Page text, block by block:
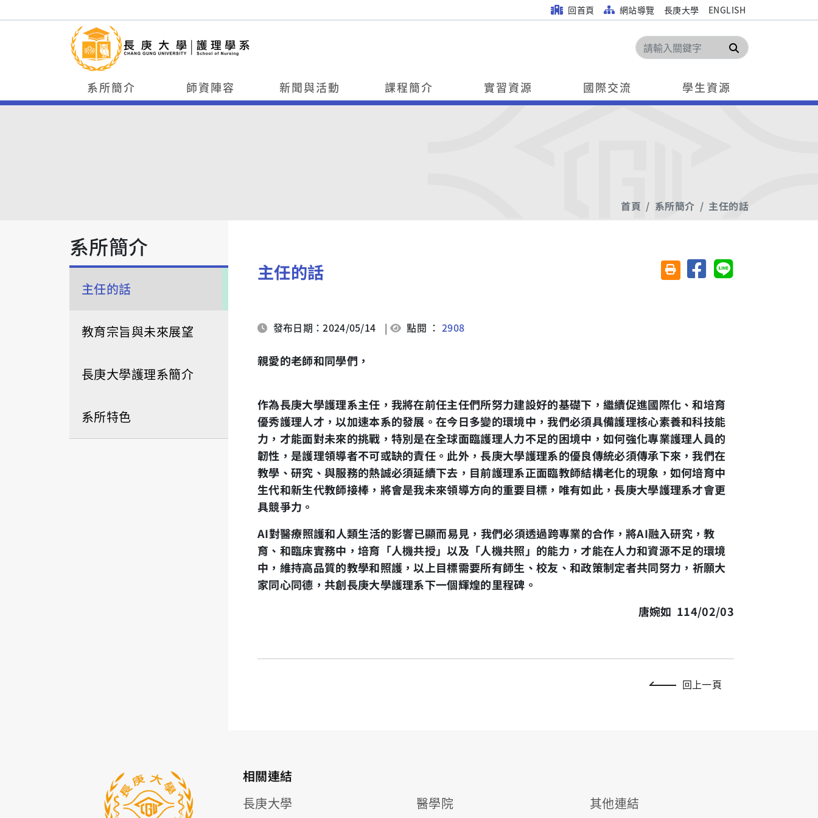
回首頁 網站導覽 長庚大學 ENGLISH
搜尋
系所簡介 師資陣容 新聞與活動 課程簡介 實習資源 國際交流 學生資源
首頁 系所簡介 主任的話
系所簡介
主任的話
教育宗旨與未來展望
長庚大學護理系簡介
系所特色
主任的話 友善列印(另開視窗)
分享至臉書分享至 Line
發布日期：2024/05/14 | 點閱 ：2908
親愛的老師和同學們，
作為長庚大學護理系主任，我將在前任主任們所努力建設好的基礎下，繼續促進國際化、和培育
優秀護理人才，以加速本系的發展。在今日多變的環境中，我們必須具備護理核心素養和科技能
力，才能面對未來的挑戰，特別是在全球面臨護理人力不足的困境中，如何強化專業護理人員的
韌性，是護理領導者不可或缺的責任。此外，長庚大學護理系的優良傳統必須傳承下來，我們在
教學、研究、與服務的熱誠必須延續下去，目前護理系正面臨教師結構老化的現象，如何培育中
生代和新生代教師接棒，將會是我未來領導方向的重要目標，唯有如此，長庚大學護理系才會更
具競爭力。
AI對醫療照護和人類生活的影響已顯而易見，我們必須透過跨專業的合作，將AI融入研究，教
育、和臨床實務中，培育 「人機共授」以及 「人機共照 」 的能力，才能在人力和資源不足的環境
中，維持高品質的教學和照護，以上目標需要所有師生 、校友 、 和政策制定者共同努力，祈願大
家同心同德，共創長庚大學護理系下一個輝煌的里程碑。
唐婉如 114/02/03
回上一頁
相關連結
長庚大學
醫學院 其他連結